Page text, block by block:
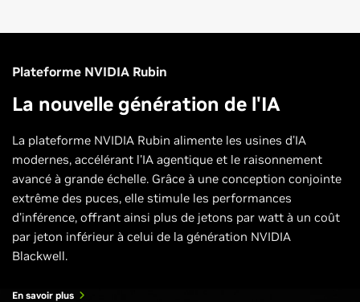
Plateforme NVIDIA Rubin
La nouvelle génération de l'IA
La plateforme NVIDIA Rubin alimente les usines d'IA
modernes, accélérant l'IA agentique et le raisonnement
avancé à grande échelle. Grâce à une conception conjointe
extrême des puces, elle stimule les performances
d'inférence, offrant ainsi plus de jetons par watt à un coût
par jeton inférieur à celui de la génération NVIDIA
Blackwell.
En savoir plus